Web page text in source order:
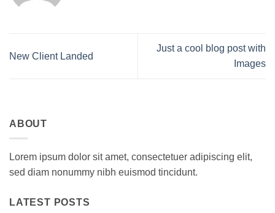
New Client Landed
Just a cool blog post with
Images
ABOUT
Lorem ipsum dolor sit amet, consectetuer adipiscing elit,
sed diam nonummy nibh euismod tincidunt.
LATEST POSTS